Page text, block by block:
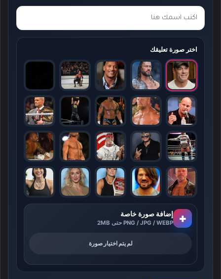
اختر صورة تعليقك
+ إضافة صورة خاصة
PNG / JPG / WEBP حتى 2MB
لم يتم اختيار صورة